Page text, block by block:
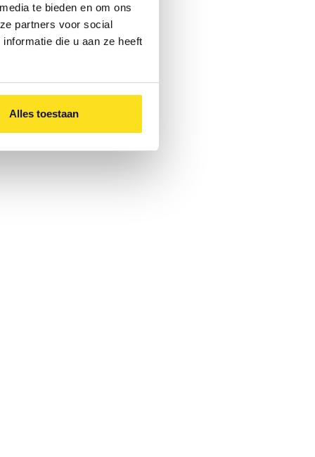
te bieden en om ons
partners voor social
die u aan ze heeft
Alles toestaan